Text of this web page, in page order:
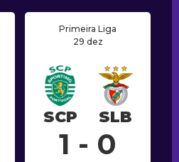
Primeira Liga
29 dez
SCP SLB
1 - 0